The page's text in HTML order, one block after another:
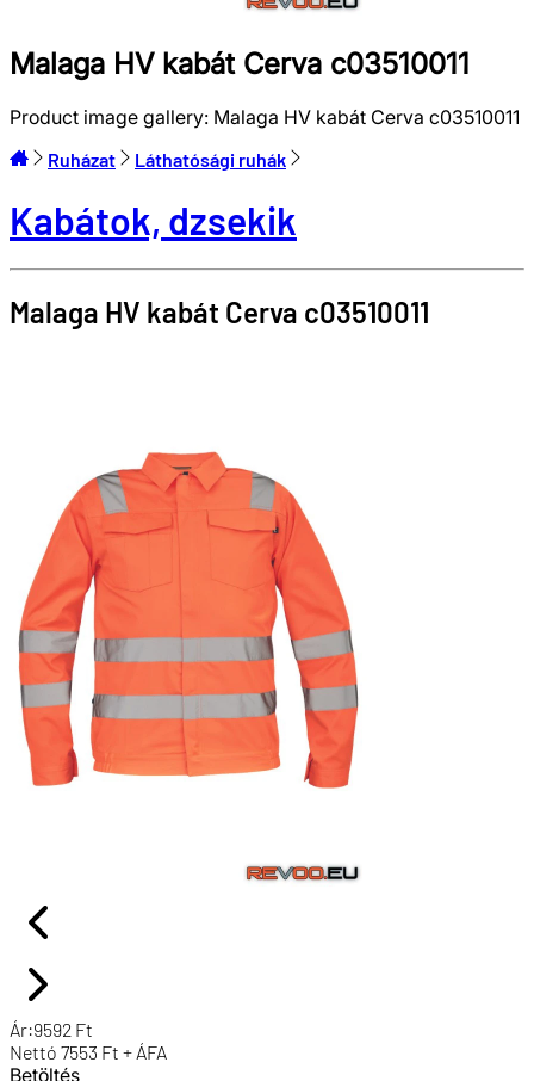
Malaga HV kabát Cerva c03510011
Product image gallery: Malaga HV kabát Cerva c03510011
Ruházat Láthatósági ruhák
Kabátok, dzsekik
Malaga HV kabát Cerva c03510011
Ár:9592 Ft
Nettó 7553 Ft + ÁFA
Betöltés